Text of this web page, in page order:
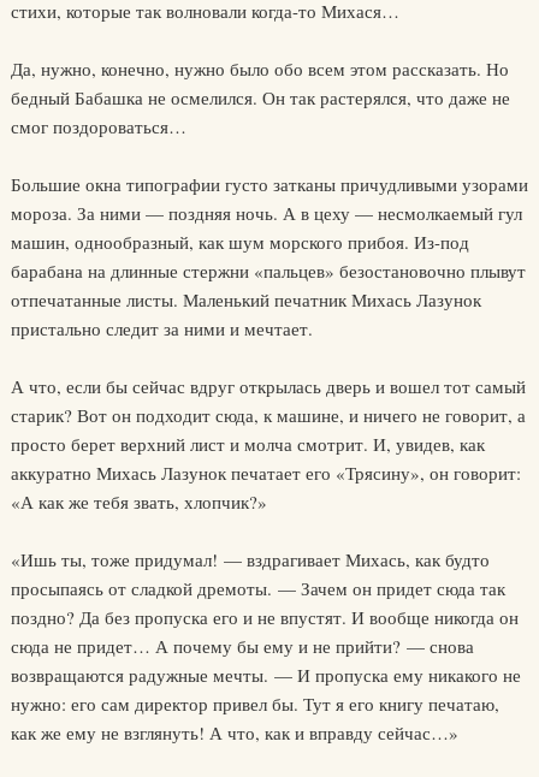
стихи, которые так волновали когда-то Михася…
Да, нужно, конечно, нужно было обо всем этом рассказать. Но
бедный Бабашка не осмелился. Он так растерялся, что даже не
смог поздороваться…
Большие окна типографии густо затканы причудливыми узорами
мороза. За ними — поздняя ночь. А в цеху — несмолкаемый гул
машин, однообразный, как шум морского прибоя. Из-под
барабана на длинные стержни «пальцев» безостановочно плывут
отпечатанные листы. Маленький печатник Михась Лазунок
пристально следит за ними и мечтает.
А что, если бы сейчас вдруг открылась дверь и вошел тот самый
старик? Вот он подходит сюда, к машине, и ничего не говорит, а
просто берет верхний лист и молча смотрит. И, увидев, как
аккуратно Михась Лазунок печатает его «Трясину», он говорит:
«А как же тебя звать, хлопчик?»
«Ишь ты, тоже придумал! — вздрагивает Михась, как будто
просыпаясь от сладкой дремоты. — Зачем он придет сюда так
поздно? Да без пропуска его и не впустят. И вообще никогда он
сюда не придет… А почему бы ему и не прийти? — снова
возвращаются радужные мечты. — И пропуска ему никакого не
нужно: его сам директор привел бы. Тут я его книгу печатаю,
как же ему не взглянуть! А что, как и вправду сейчас…»